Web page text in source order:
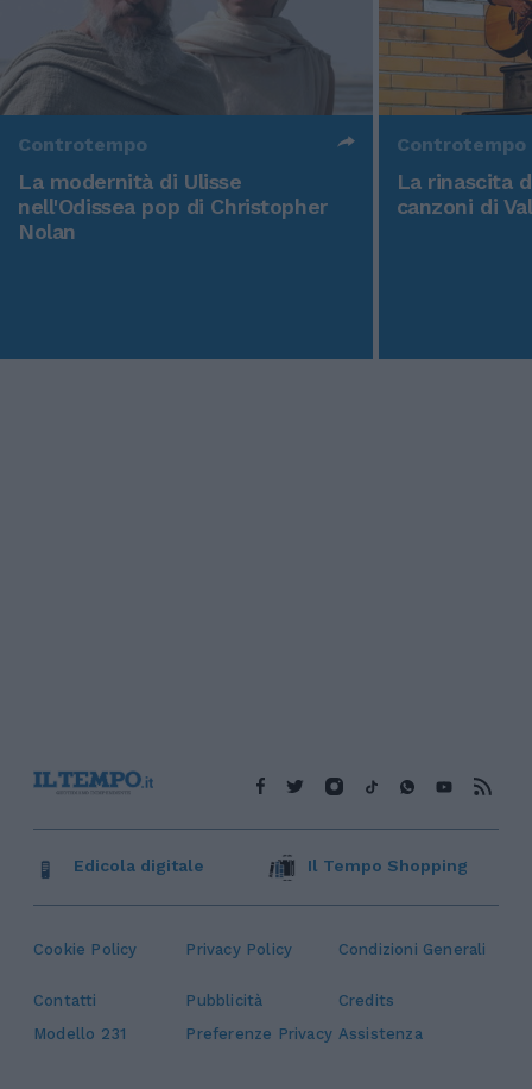
Controtempo
La modernità di Ulisse
nell'Odissea pop di Christopher
Nolan
Controtempo
La rinascita
canzoni di
Cookie Policy Privacy Policy Condizioni Generali
Contatti Pubblicità
Credits
Modello 231
Preferenze Privacy Assistenza
Edicola digitale Il Tempo Shopping